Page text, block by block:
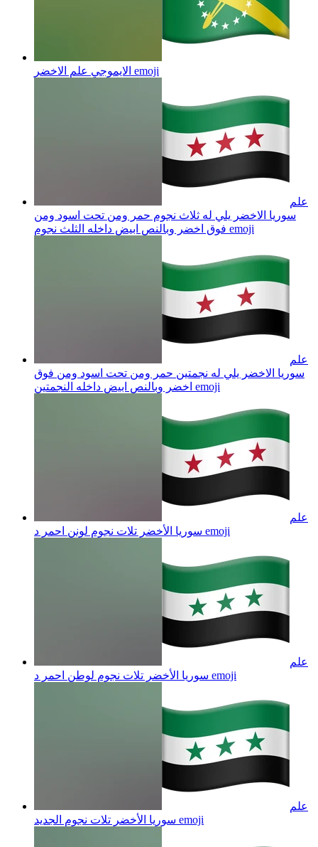
الايموجي علم الاخضر emoji
علم
سوريا الاخضر يلي له ثلاث نجوم حمر ومن تحت اسود ومن
فوق اخضر وبالنص ابيض داخله الثلث نجوم emoji
علم
سوريا الاخضر يلي له نجمتين حمر ومن تحت اسود ومن فوق
اخضر وبالنص ابيض داخله النجمتين emoji
علم
سوريا الأخضر تلات نجوم لونن احمر د emoji
علم
سوريا الأخضر تلات نجوم لوطن احمر د emoji
علم
سوريا الأخضر تلات نجوم الجديد emoji